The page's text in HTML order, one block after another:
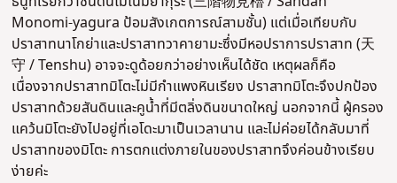
Monomi-yagura ป้อมสังเกตการณ์สามชั้น) แต่เมื่อเทียบกับ
ปราสาทนาโกย่าและปราสาทวาคายามะซึ่งมีหอปราการปราสาท (天
守 / Tenshu) อาจจะดูด้อยกว่าอย่างเห็นได้ชัด เหตุผลก็คือ
เนื่องจากปราสาทมิโตะไม่มีกำแพงหินเรียง ปราสาทมิโตะจึงปกป้อง
ปราสาทด้วยสันดินและคูน้ำที่มีตลิ่งดินขนาดใหญ่ นอกจากนี้ ผู้ครอง
แคว้นมิโตะยังไปอยู่ที่เอโดะมาเป็นเวลานาน และไม่ค่อยได้กลับมาที่
ปราสาทของมิโตะ การตกแต่งภายในของปราสาทจึงค่อนข้างเรียบ
ง่ายค่ะ